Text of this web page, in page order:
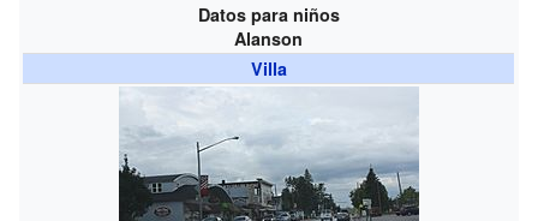
Datos para niños
Alanson
Villa